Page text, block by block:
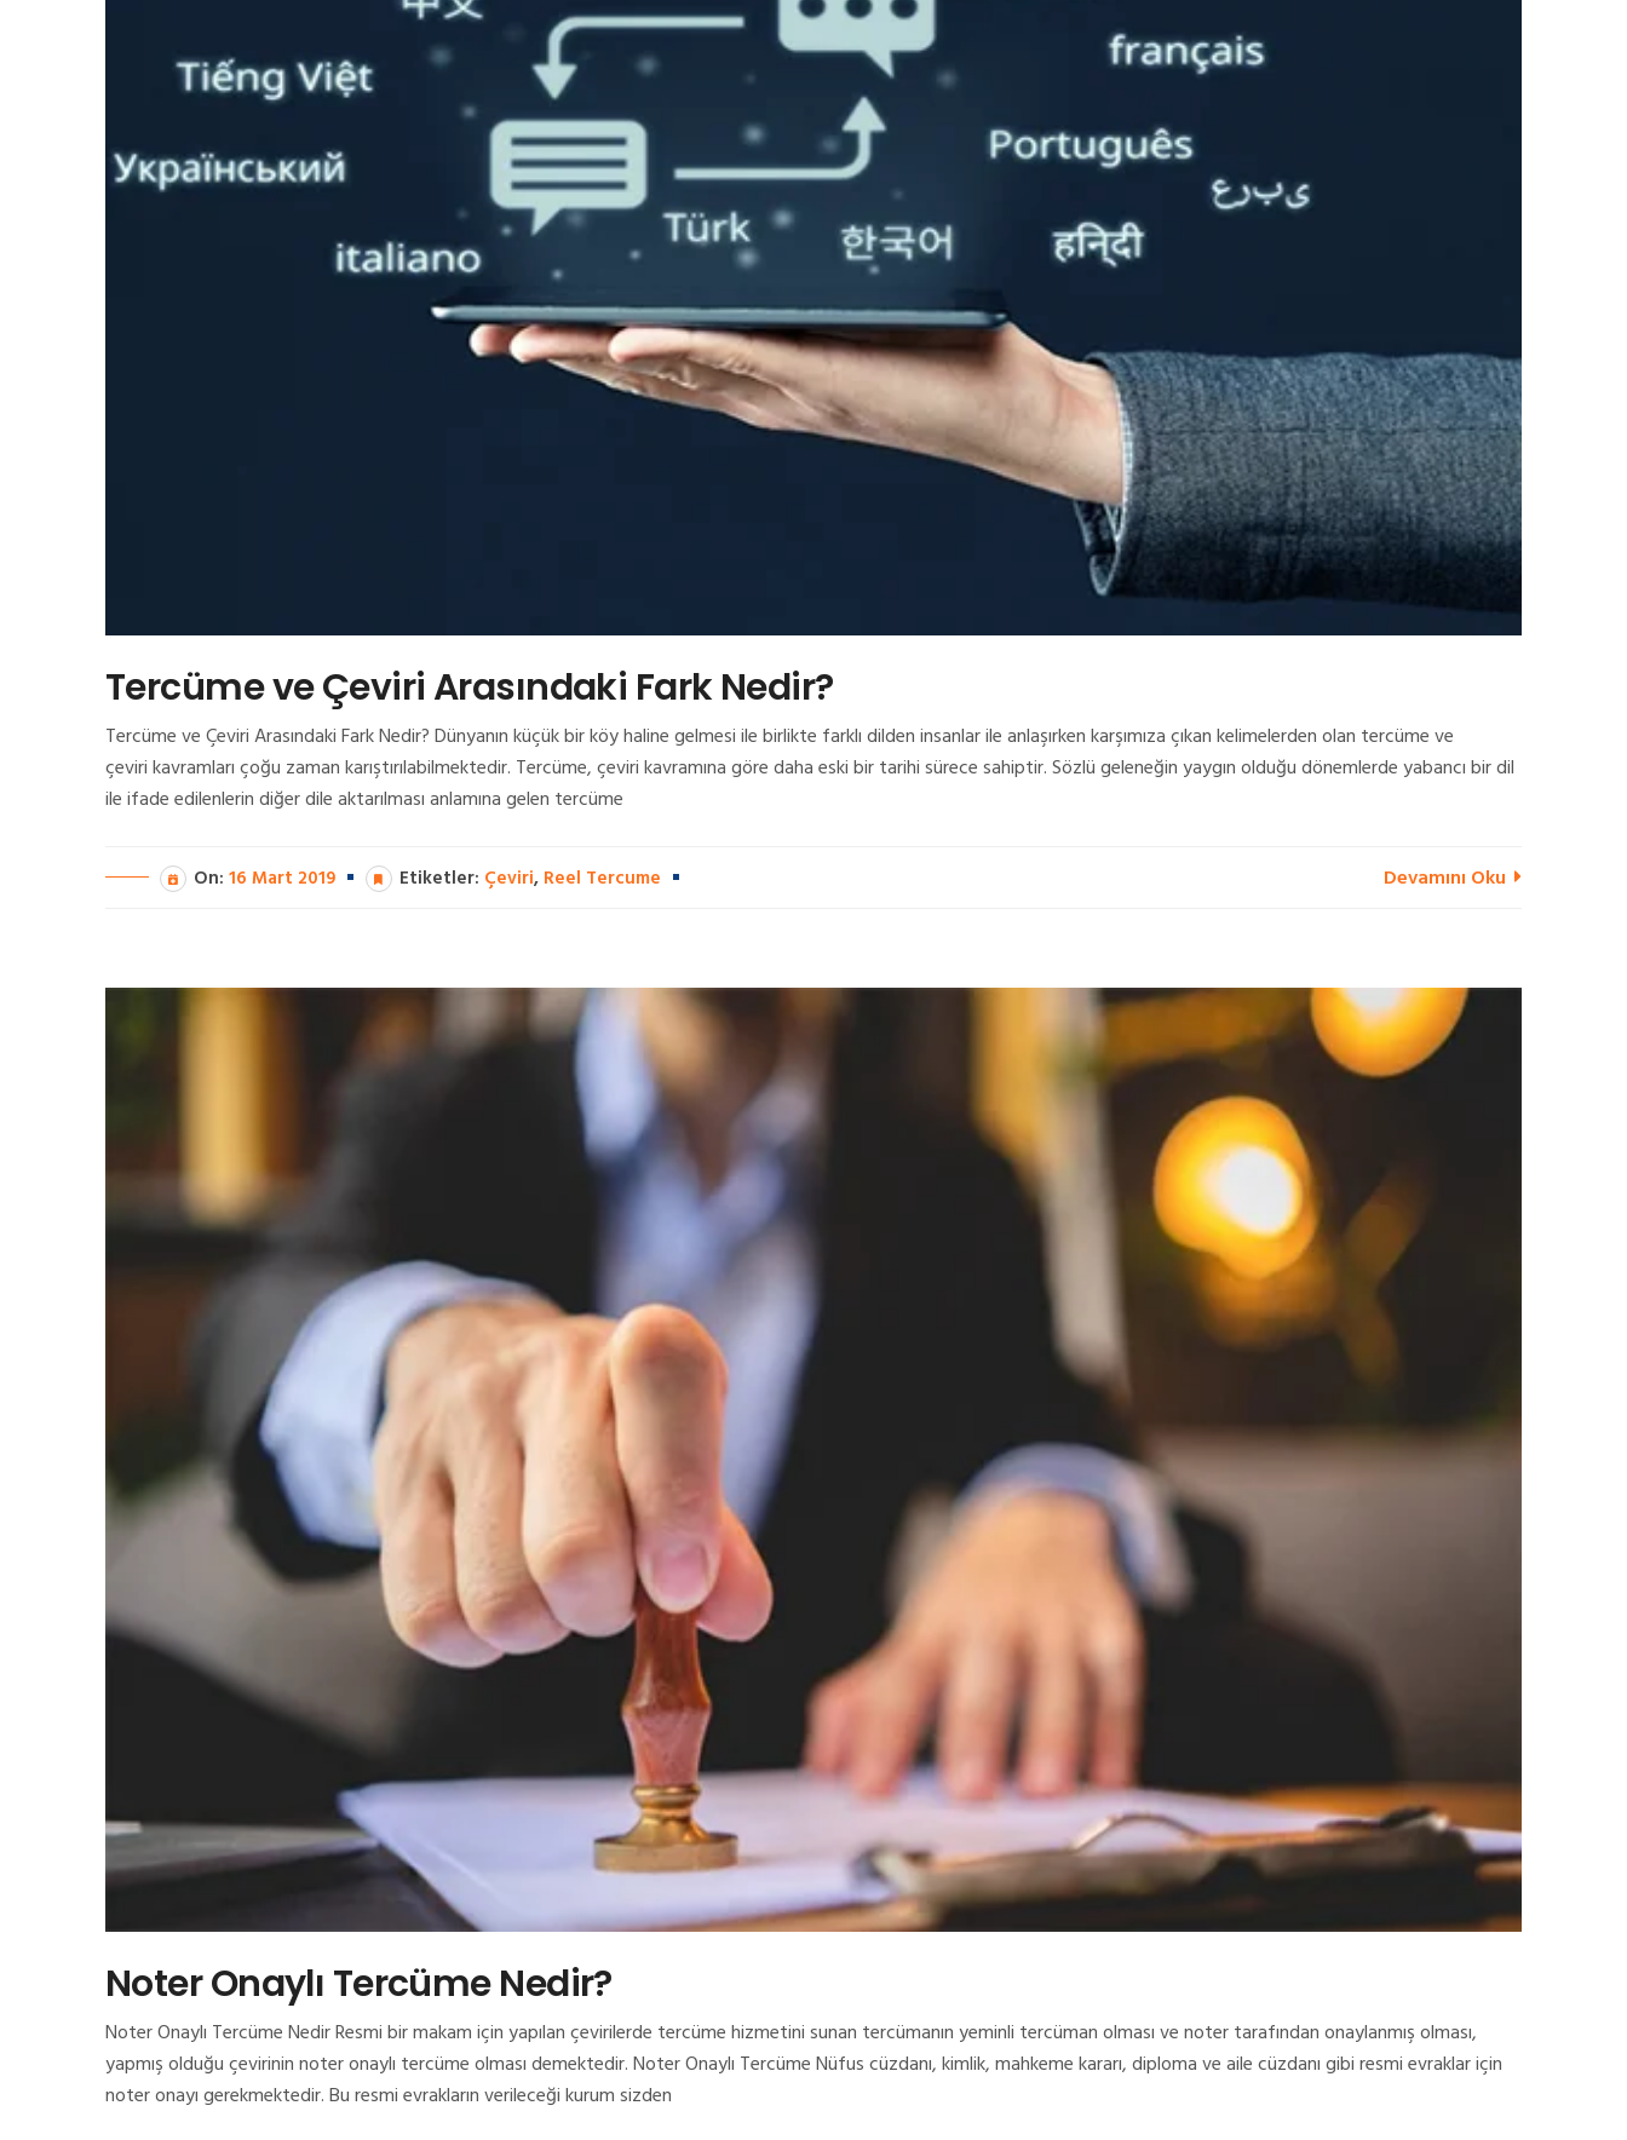
Tercüme ve Çeviri Arasındaki Fark Nedir?
Tercüme ve Çeviri Arasındaki Fark Nedir? Dünyanın küçük bir köy haline gelmesi ile birlikte farklı dilden insanlar ile anlaşırken karşımıza çıkan kelimelerden olan tercüme ve
çeviri kavramları çoğu zaman karıştırılabilmektedir. Tercüme, çeviri kavramına göre daha eski bir tarihi sürece sahiptir. Sözlü geleneğin yaygın olduğu dönemlerde yabancı bir dil
ile ifade edilenlerin diğer dile aktarılması anlamına gelen tercüme
On: 16 Mart 2019 Etiketler: Çeviri, Reel Tercume Devamını Oku
Noter Onaylı Tercüme Nedir?
Noter Onaylı Tercüme Nedir Resmi bir makam için yapılan çevirilerde tercüme hizmetini sunan tercümanın yeminli tercüman olması ve noter tarafından onaylanmış olması,
yapmış olduğu çevirinin noter onaylı tercüme olması demektedir. Noter Onaylı Tercüme Nüfus cüzdanı, kimlik, mahkeme kararı, diploma ve aile cüzdanı gibi resmi evraklar için
noter onayı gerekmektedir. Bu resmi evrakların verileceği kurum sizden